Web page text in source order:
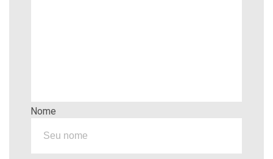
Nome